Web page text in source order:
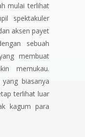
mulai terlihat
spektakuler
aksen payet
sebuah
membuat
memukau.
biasanya
terlihat luar
kagum para